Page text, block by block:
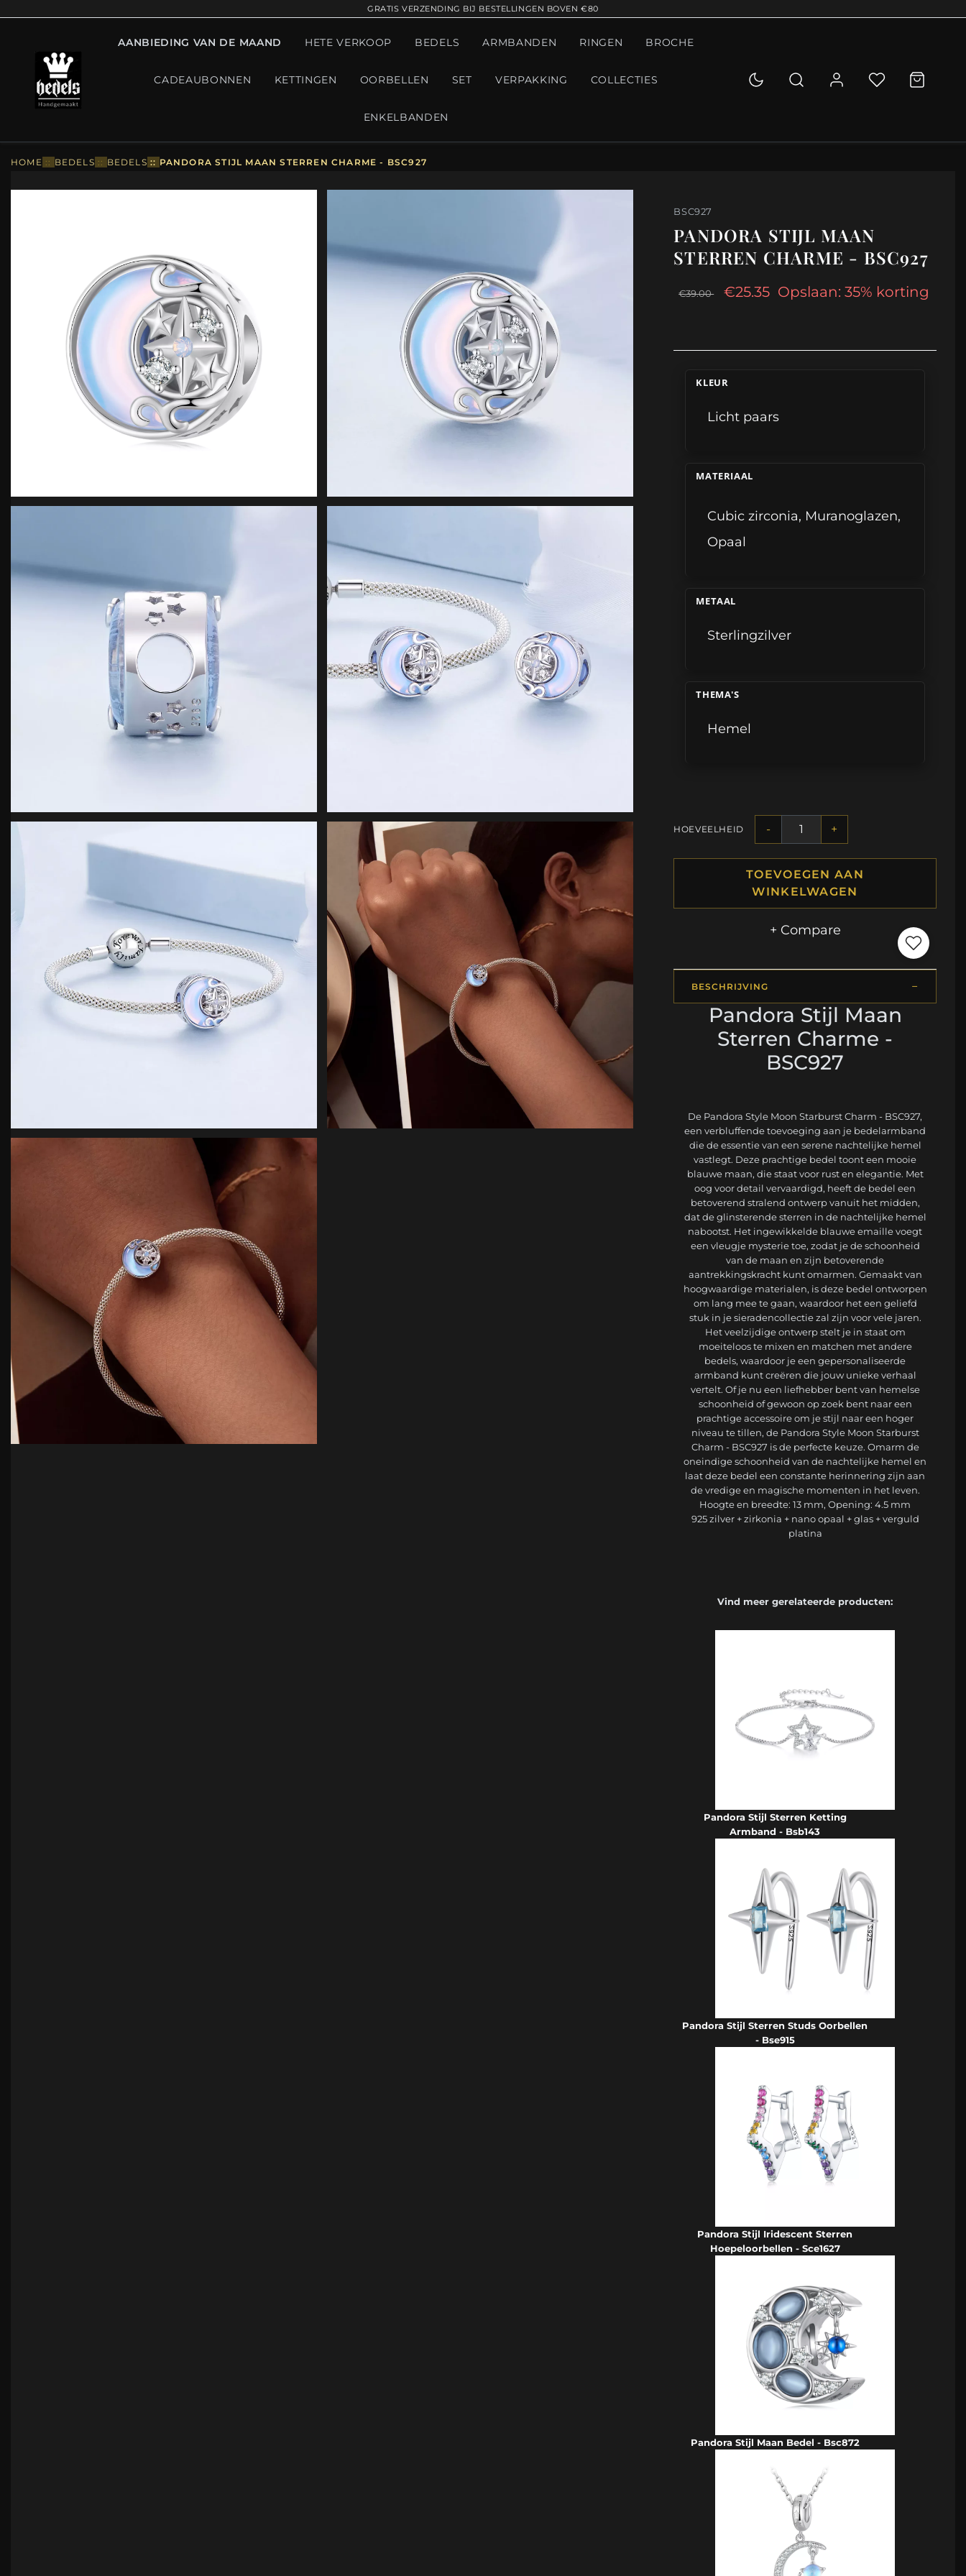
GRATIS VERZENDING BIJ BESTELLINGEN BOVEN €80
AANBIEDING VAN DE MAAND HETE VERKOOP BEDELS ARMBANDEN RINGEN BROCHE
CADEAUBONNEN KETTINGEN OORBELLEN SET VERPAKKING COLLECTIES
ENKELBANDEN
HOME :: BEDELS :: BEDELS :: PANDORA STIJL MAAN STERREN CHARME - BSC927
BSC927
PANDORA STIJL MAAN
STERREN CHARME - BSC927
€39.00 €25.35 Opslaan: 35% korting
KLEUR
Licht paars
MATERIAAL
Cubic zirconia, Muranoglazen,
Opaal
METAAL
Sterlingzilver
THEMA'S
Hemel
HOEVEELHEID - +
TOEVOEGEN AAN
WINKELWAGEN
+ Compare
BESCHRIJVING
Pandora Stijl Maan
Sterren Charme -
BSC927
De Pandora Style Moon Starburst Charm - BSC927,
een verbluffende toevoeging aan je bedelarmband
die de essentie van een serene nachtelijke hemel
vastlegt. Deze prachtige bedel toont een mooie
blauwe maan, die staat voor rust en elegantie. Met
oog voor detail vervaardigd, heeft de bedel een
betoverend stralend ontwerp vanuit het midden,
dat de glinsterende sterren in de nachtelijke hemel
nabootst. Het ingewikkelde blauwe emaille voegt
een vleugje mysterie toe, zodat je de schoonheid
van de maan en zijn betoverende
aantrekkingskracht kunt omarmen. Gemaakt van
hoogwaardige materialen, is deze bedel ontworpen
om lang mee te gaan, waardoor het een geliefd
stuk in je sieradencollectie zal zijn voor vele jaren.
Het veelzijdige ontwerp stelt je in staat om
moeiteloos te mixen en matchen met andere
bedels, waardoor je een gepersonaliseerde
armband kunt creëren die jouw unieke verhaal
vertelt. Of je nu een liefhebber bent van hemelse
schoonheid of gewoon op zoek bent naar een
prachtige accessoire om je stijl naar een hoger
niveau te tillen, de Pandora Style Moon Starburst
Charm - BSC927 is de perfecte keuze. Omarm de
oneindige schoonheid van de nachtelijke hemel en
laat deze bedel een constante herinnering zijn aan
de vredige en magische momenten in het leven.
Hoogte en breedte: 13 mm, Opening: 4.5 mm
925 zilver + zirkonia + nano opaal + glas + verguld
platina
Vind meer gerelateerde producten:
Pandora Stijl Sterren Ketting
Armband - Bsb143
Pandora Stijl Sterren Studs Oorbellen
- Bse915
Pandora Stijl Iridescent Sterren
Hoepeloorbellen - Sce1627
Pandora Stijl Maan Bedel - Bsc872